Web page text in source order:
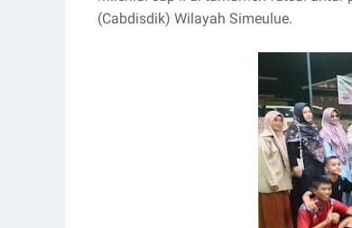
(Cabdisdik) Wilayah Simeulue.